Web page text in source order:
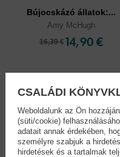
Bújocskázó állatok:...
Amy McHugh
16,39 € 14,90 €
CSALÁDI
Weboldalunk az Ön
(süti/cookie)
adatait annak érdekében,
személyre szabjuk a
hirdetések és a tartalmak